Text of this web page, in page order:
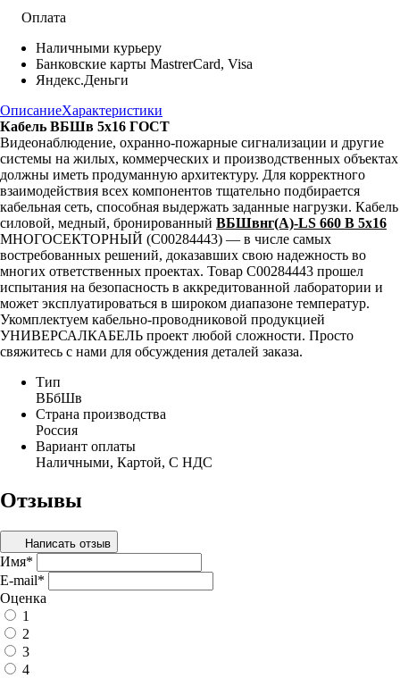
Оплата
Наличными курьеру
Банковские карты MastrerCard, Visa
Яндекс.Деньги
ОписаниеХарактеристики
Кабель ВБШв 5х16 ГОСТ
Видеонаблюдение, охранно-пожарные сигнализации и другие
системы на жилых, коммерческих и производственных объектах
должны иметь продуманную архитектуру. Для корректного
взаимодействия всех компонентов тщательно подбирается
кабельная сеть, способная выдержать заданные нагрузки. Кабель
силовой, медный, бронированный ВБШвнг(А)-LS 660 В 5х16
МНОГОСЕКТОРНЫЙ (С00284443) — в числе самых
востребованных решений, доказавших свою надежность во
многих ответственных проектах. Товар С00284443 прошел
испытания на безопасность в аккредитованной лаборатории и
может эксплуатироваться в широком диапазоне температур.
Укомплектуем кабельно-проводниковой продукцией
УНИВЕРСАЛКАБЕЛЬ проект любой сложности. Просто
свяжитесь с нами для обсуждения деталей заказа.
Тип
ВБбШв
Страна производства
Россия
Вариант оплаты
Наличными, Картой, С НДС
Отзывы
Написать отзыв
Имя*
E-mail*
Оценка
1
2
3
4